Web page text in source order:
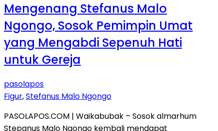
Mengenang Stefanus Malo
Ngongo, Sosok Pemimpin Umat
yang Mengabdi Sepenuh Hati
untuk Gereja
pasolapos
Figur,Stefanus Malo Ngongo
PASOLAPOS.COM | Waikabubak – Sosok almarhum
Stepanus Malo Ngongo kembali mendapat